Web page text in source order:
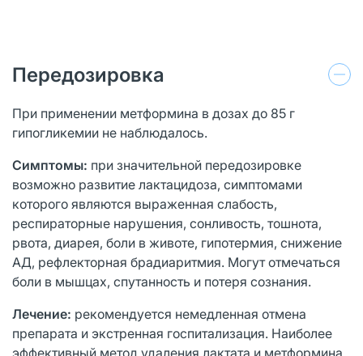
Передозировка
При применении метформина в дозах до 85 г
гипогликемии не наблюдалось.
Симптомы: при значительной передозировке
возможно развитие лактацидоза, симптомами
которого являются выраженная слабость,
респираторные нарушения, сонливость, тошнота,
рвота, диарея, боли в животе, гипотермия, снижение
АД, рефлекторная брадиаритмия. Могут отмечаться
боли в мышцах, спутанность и потеря сознания.
Лечение: рекомендуется немедленная отмена
препарата и экстренная госпитализация. Наиболее
эффективный метод удаления лактата и метформина